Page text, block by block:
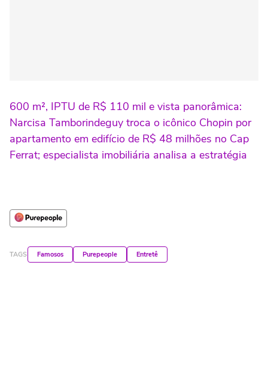
600 m², IPTU de R$ 110 mil e vista panorâmica:
Narcisa Tamborindeguy troca o icônico Chopin por
apartamento em edifício de R$ 48 milhões no Cap
Ferrat; especialista imobiliária analisa a estratégia
TAGS Famosos Purepeople Entretê